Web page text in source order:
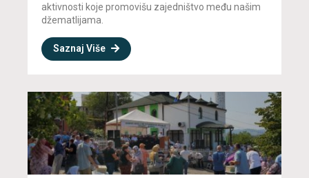
aktivnosti koje promovišu zajedništvo među našim
džematlijama.
Saznaj Više